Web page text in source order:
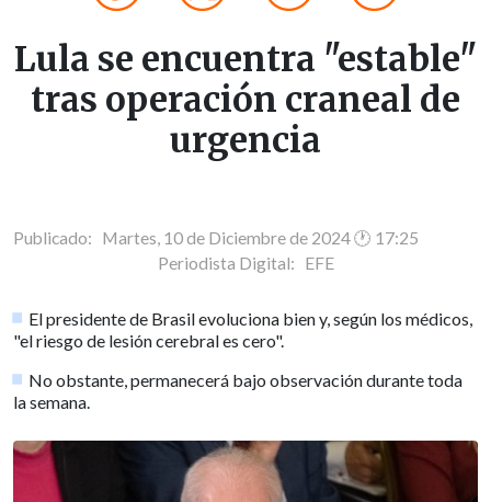
Lula se encuentra "estable"
tras operación craneal de
urgencia
Publicado: Martes, 10 de Diciembre de 2024 🕐 17:25
Periodista Digital: EFE
El presidente de Brasil evoluciona bien y, según los médicos,
"el riesgo de lesión cerebral es cero".
No obstante, permanecerá bajo observación durante toda
la semana.